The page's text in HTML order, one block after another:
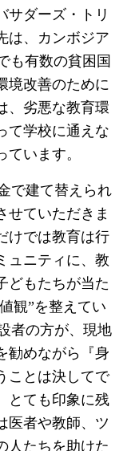
サダーズ・トリ
は、カンボジア
も有数の貧困国
境改善のために
、劣悪な教育環
て学校に通えな
います。
で建て替えられ
せていただきま
けでは教育は行
ュニティに、教
どもたちが当た
観”を整えてい
者の方が、現地
勧めながら『身
ことは決してで
とても印象に残
医者や教師、ツ
人たちを助けた